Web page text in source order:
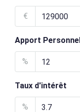
€
Apport
%
Taux d'intérêt
%